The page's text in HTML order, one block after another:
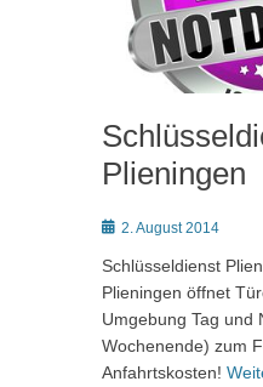
Plieningen
Posted
2. August 2014
Schlüsseldienst
Plieningen öffnet
Umgebung Tag und
Wochenende) zum
Anfahrtskosten!